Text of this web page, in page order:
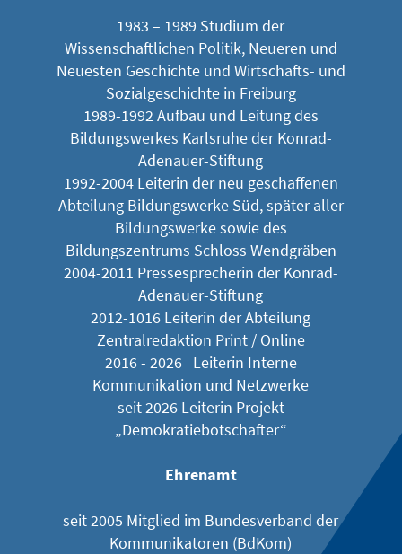
1983 – 1989 Studium der
Wissenschaftlichen Politik, Neueren und
Neuesten Geschichte und Wirtschafts- und
Sozialgeschichte in Freiburg
1989-1992 Aufbau und Leitung des
Bildungswerkes Karlsruhe der Konrad-
Adenauer-Stiftung
1992-2004 Leiterin der neu geschaffenen
Abteilung Bildungswerke Süd, später aller
Bildungswerke sowie des
Bildungszentrums Schloss Wendgräben
2004-2011 Pressesprecherin der Konrad-
Adenauer-Stiftung
2012-1016 Leiterin der Abteilung
Zentralredaktion Print / Online
2016 - 2026 Leiterin Interne
Kommunikation und Netzwerke
seit 2026 Leiterin Projekt
„Demokratiebotschafter“
Ehrenamt
seit 2005 Mitglied im Bundesverband der
Kommunikatoren (BdKom)